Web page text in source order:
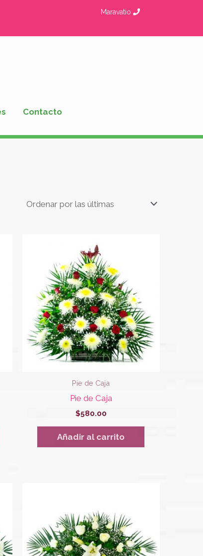
Maravatio
Contacto
Pie de Caja
Pie de Caja
$580.00
Añadir al carrito